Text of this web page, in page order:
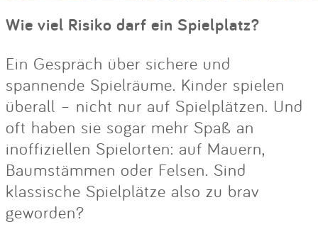
Wie viel Risiko darf ein Spielplatz?
Ein Gespräch über sichere und
spannende Spielräume. Kinder spielen
überall – nicht nur auf Spielplätzen. Und
oft haben sie sogar mehr Spaß an
inoffiziellen Spielorten: auf Mauern,
Baumstämmen oder Felsen. Sind
klassische Spielplätze also zu brav
geworden?